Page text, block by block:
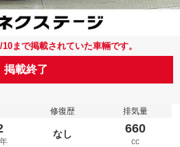
まで掲載されていた車輛です。
掲載終了
修復歴
なし
排気量
660
cc